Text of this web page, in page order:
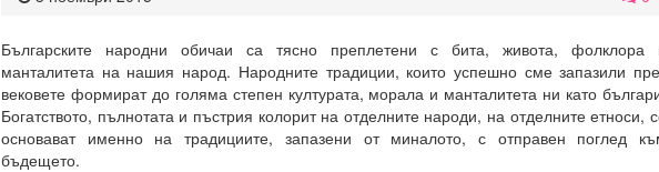
Българските народни обичаи са тясно преплетени с бита, живота, фолклора
манталитета на нашия народ. Народните традиции, които успешно сме запазили
вековете формират до голяма степен културата, морала и манталитета ни като
Богатството, пълнотата и пъстрия колорит на отделните народи, на отделните етноси,
основават именно на традициите, запазени от миналото, с отправен поглед
бъдещето.